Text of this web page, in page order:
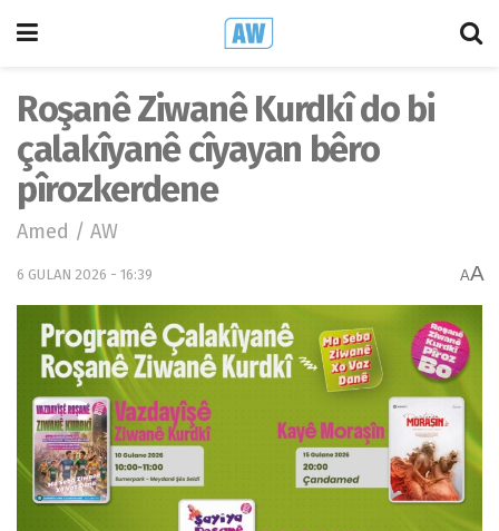
Roşanê Ziwanê Kurdkî do bi
çalakîyanê cîyayan bêro
pîrozkerdene
Amed / AW
6 GULAN 2026 - 16:39 AA